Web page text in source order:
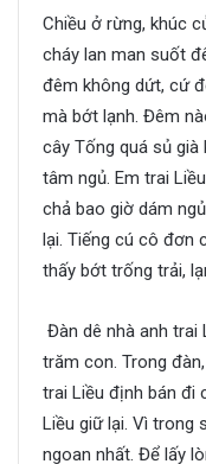
Chiều ở rừng, khúc
cháy lan man suốt
đêm không dứt, cứ
mà bớt lạnh. Đêm
cây Tống quá sủ già
tâm ngủ. Em trai
chả bao giờ dám
lại. Tiếng cú cô đơn
thấy bớt trống trải,
Đàn dê nhà anh trai
trăm con. Trong
trai Liều định bán đi
Liều giữ lại. Vì trong
ngoan nhất. Để lấy